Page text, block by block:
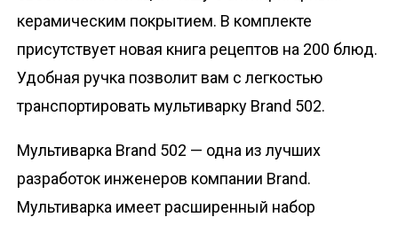
керамическим покрытием. В комплекте
присутствует новая книга рецептов на 200 блюд.
Удобная ручка позволит вам с легкостью
транспортировать мультиварку Brand 502.
Мультиварка Brand 502 — одна из лучших
разработок инженеров компании Brand.
Мультиварка имеет расширенный набор